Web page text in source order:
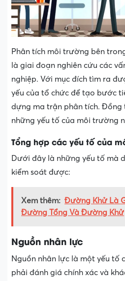
Phân tích môi trường bên
là giai đoạn nghiên cứu các
nghiệp. Với mục đích tìm ra
yếu của tổ chức để tạo bước
dựng ma trận phân tích.
những yếu tố của môi trường
Tổng hợp các yếu tố của
Dưới đây là những yếu tố mà
kiểm soát được:
Xem thêm: Đường Khử Là
Đường Tổng Và Đường Khử
Nguồn nhân lực
Nguồn nhân lực là một yếu tố
phải đánh giá chính xác và